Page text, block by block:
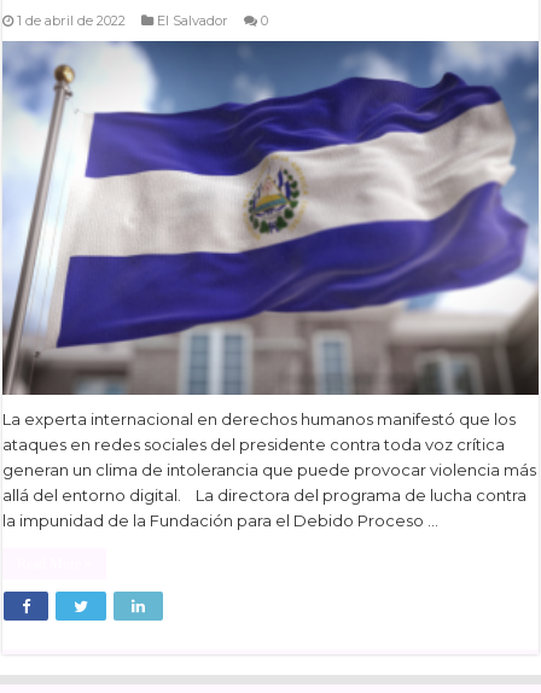
1 de abril de 2022 El Salvador 0
La experta internacional en derechos humanos manifestó que los
ataques en redes sociales del presidente contra toda voz crítica
generan un clima de intolerancia que puede provocar violencia más
allá del entorno digital. La directora del programa de lucha contra
la impunidad de la Fundación para el Debido Proceso …